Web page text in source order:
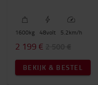
1600kg 48volt 5.2km/h
2 199 €
BEKIJK & BESTEL